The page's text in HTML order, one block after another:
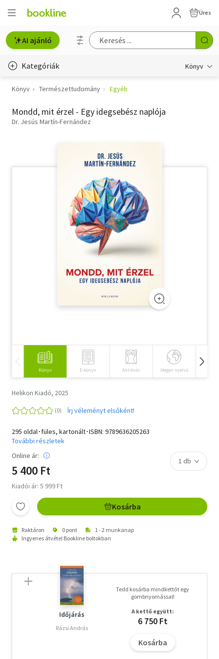
Üres
AI ajánló
Kategóriák Könyv
Életmód, egészség
Erotika
Társadalomtudomány
Könyv Természettudomány Egyéb
Mondd, mit érzel - Egy idegsebész naplója
Dr. Jesús Martín-Fernández
Könyv E-könyv Antikvár Idegen nyelvű
Helikon Kiadó, 2025
Írj véleményt elsőként!
295 oldal･füles, kartonált･ISBN: 9789636205263
További részletek
Online ár:
5 400 Ft
Kiadói ár: 5 999 Ft
Kosárba
Raktáron 0 pont
1 - 2 munkanap
Ingyenes átvétel Bookline boltokban
Időjárás
Rázsi András
Tedd kosárba mindkettőt egy
gombnyomással!
A kettő együtt:
6 750 Ft
Kosárba